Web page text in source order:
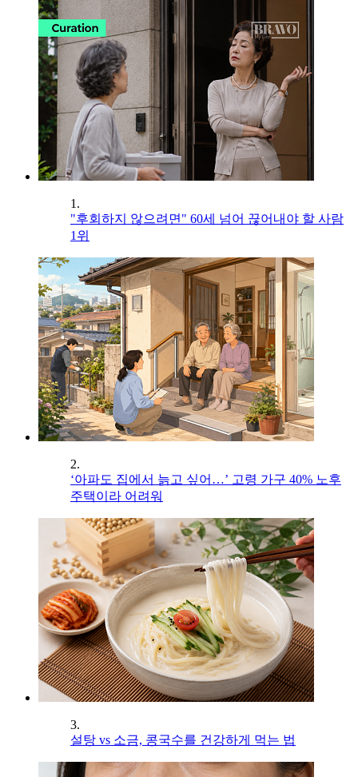
1.
"후회하지 않으려면" 60세 넘어 끊어내야 할 사람
1위
2.
‘아파도 집에서 늙고 싶어…’ 고령 가구 40% 노후
주택이라 어려워
3.
설탕 vs 소금, 콩국수를 건강하게 먹는 법